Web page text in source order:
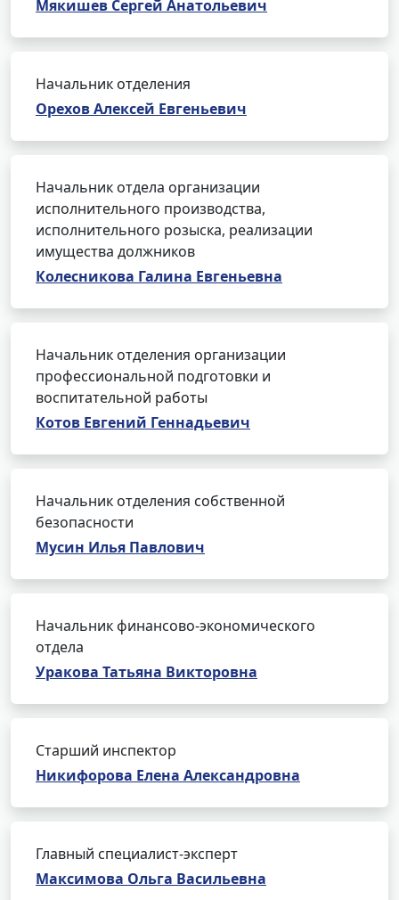
Мякишев Сергей Анатольевич
Начальник отделения
Орехов Алексей Евгеньевич
Начальник отдела организации
исполнительного производства,
исполнительного розыска, реализации
имущества должников
Колесникова Галина Евгеньевна
Начальник отделения организации
профессиональной подготовки и
воспитательной работы
Котов Евгений Геннадьевич
Начальник отделения собственной
безопасности
Мусин Илья Павлович
Начальник финансово-экономического
отдела
Уракова Татьяна Викторовна
Старший инспектор
Никифорова Елена Александровна
Главный специалист-эксперт
Максимова Ольга Васильевна